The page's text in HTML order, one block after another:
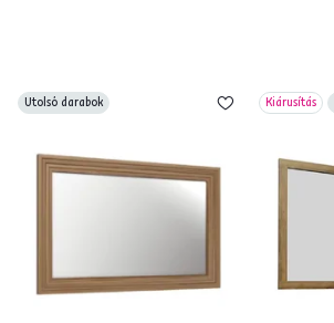
Utolsó darabok Kiárusítás